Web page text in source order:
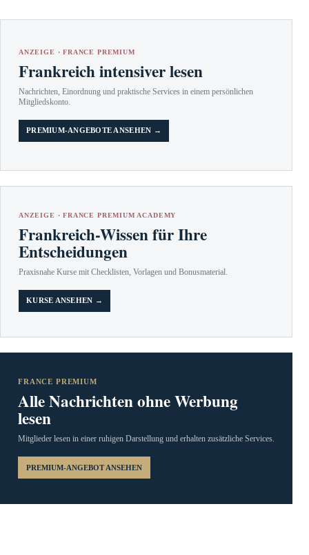
ANZEIGE · FRANCE PREMIUM
Frankreich intensiver lesen
Nachrichten, Einordnung und praktische Services in einem persönlichen
Mitgliedskonto.
PREMIUM-ANGEBOTE ANSEHEN →
ANZEIGE · FRANCE PREMIUM ACADEMY
Frankreich-Wissen für Ihre
Entscheidungen
Praxisnahe Kurse mit Checklisten, Vorlagen und Bonusmaterial.
KURSE ANSEHEN →
FRANCE PREMIUM
Alle Nachrichten ohne Werbung
lesen
Mitglieder lesen in einer ruhigen Darstellung und erhalten zusätzliche Services.
PREMIUM-ANGEBOT ANSEHEN